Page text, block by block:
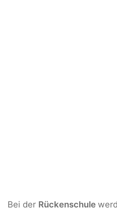
Bei der Rückenschule